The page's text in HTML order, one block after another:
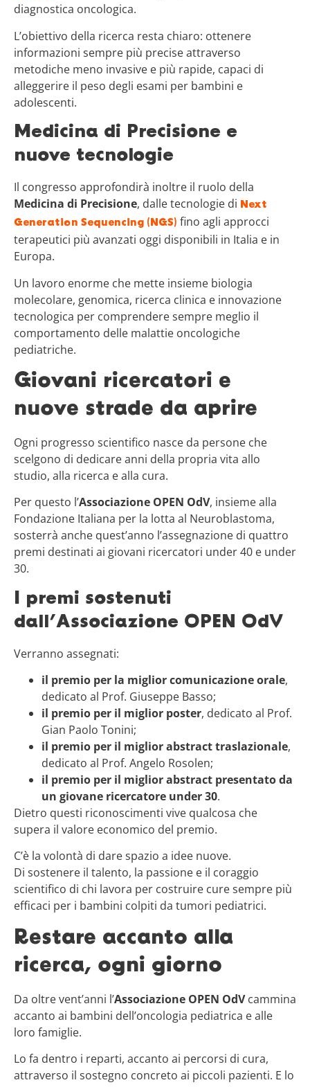
diagnostica oncologica.
L’obiettivo della ricerca resta chiaro: ottenere
informazioni sempre più precise attraverso
metodiche meno invasive e più rapide, capaci di
alleggerire il peso degli esami per bambini e
adolescenti.
Medicina di Precisione e
nuove tecnologie
Il congresso approfondirà inoltre il ruolo della
Medicina di Precisione, dalle tecnologie di Next
Generation Sequencing (NGS) fino agli approcci
terapeutici più avanzati oggi disponibili in Italia e in
Europa.
Un lavoro enorme che mette insieme biologia
molecolare, genomica, ricerca clinica e innovazione
tecnologica per comprendere sempre meglio il
comportamento delle malattie oncologiche
pediatriche.
Giovani ricercatori e
nuove strade da aprire
Ogni progresso scientifico nasce da persone che
scelgono di dedicare anni della propria vita allo
studio, alla ricerca e alla cura.
Per questo l’Associazione OPEN OdV, insieme alla
Fondazione Italiana per la lotta al Neuroblastoma,
sosterrà anche quest’anno l’assegnazione di quattro
premi destinati ai giovani ricercatori under 40 e under
30.
I premi sostenuti
dall’Associazione OPEN OdV
Verranno assegnati:
il premio per la miglior comunicazione orale,
dedicato al Prof. Giuseppe Basso;
il premio per il miglior poster, dedicato al Prof.
Gian Paolo Tonini;
il premio per il miglior abstract traslazionale,
dedicato al Prof. Angelo Rosolen;
il premio per il miglior abstract presentato da
un giovane ricercatore under 30.
Dietro questi riconoscimenti vive qualcosa che
supera il valore economico del premio.
C’è la volontà di dare spazio a idee nuove.
Di sostenere il talento, la passione e il coraggio
scientifico di chi lavora per costruire cure sempre più
efficaci per i bambini colpiti da tumori pediatrici.
Restare accanto alla
ricerca, ogni giorno
Da oltre vent’anni l’Associazione OPEN OdVcammina
accanto ai bambini dell’oncologia pediatrica e alle
loro famiglie.
Lo fa dentro i reparti, accanto ai percorsi di cura,
attraverso il sostegno concreto ai piccoli pazienti. E lo